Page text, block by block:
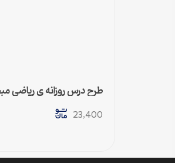
طرح درس روزانه ی ریاضی
23,400